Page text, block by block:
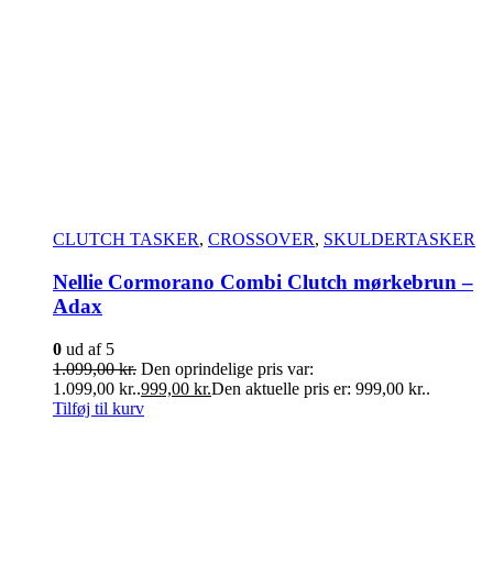
CLUTCH TASKER, CROSSOVER, SKULDERTASKER
Nellie Cormorano Combi Clutch mørkebrun –
Adax
0 ud af 5
1.099,00kr. Den oprindelige pris var:
1.099,00 kr..999,00 kr.Den aktuelle pris er: 999,00 kr..
Tilføj til kurv